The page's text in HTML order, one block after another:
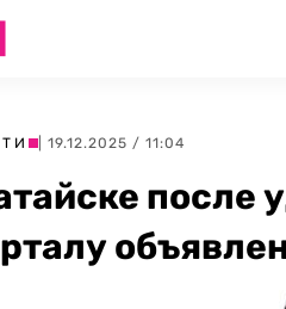
| 19.12.2025 / 11:04
после